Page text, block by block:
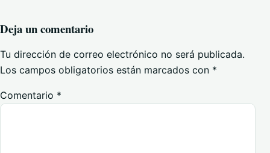
Deja un comentario
Tu dirección de correo electrónico no será publicada.
Los campos obligatorios están marcados con *
Comentario *